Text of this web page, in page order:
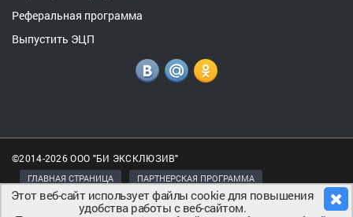
Реферальная программа
Выпустить ЭЦП
©2014-2026 ООО "БИ ЭКСКЛЮЗИВ"
ГЛАВНАЯ СТРАНИЦА ПАРТНЕРСКАЯ ПРОГРАММА
ПОЛИТИКА КОНФИДЕНЦИАЛЬНОСТИ
Этот веб-сайт использует файлы cookie для повышения
удобства работы с веб-сайтом.